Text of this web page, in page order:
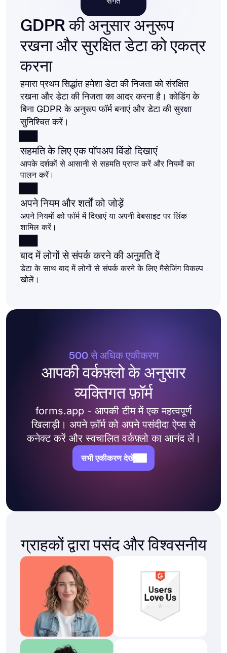
GDPR की अनुसार अनुरूप
रखना और सुरक्षित डेटा को एकत्र
करना
हमारा प्रथम सिद्धांत हमेशा डेटा की निजता को संरक्षित
रखना और डेटा की निजता का आदर करना है। कोडिंग के
बिना GDPR के अनुरूप फॉर्म बनाएं और डेटा की सुरक्षा
सुनिश्चित करें।
सहमति के लिए एक पॉपअप विंडो दिखाएं
आपके दर्शकों से आसानी से सहमति प्राप्त करें और नियमों का
पालन करें।
अपने नियम और शर्तों को जोड़ें
अपने नियमों को फॉर्म में दिखाएं या अपनी वेबसाइट पर लिंक
शामिल करें।
बाद में लोगों से संपर्क करने की अनुमति दें
डेटा के साथ बाद में लोगों से संपर्क करने के लिए मैसेजिंग विकल्प
खोलें।
आपकी वर्कफ़्लो के अनुसार
व्यक्तिगत फ़ॉर्म
500 से अधिक एकीकरण
forms.app - आपकी टीम में एक महत्वपूर्ण
खिलाड़ी। अपने फ़ॉर्म को अपने पसंदीदा ऐप्स से
कनेक्ट करें और स्वचालित वर्कफ़्लो का आनंद लें।
सभी एकीकरण देखें
ग्राहकों द्वारा पसंद और विश्वसनीय